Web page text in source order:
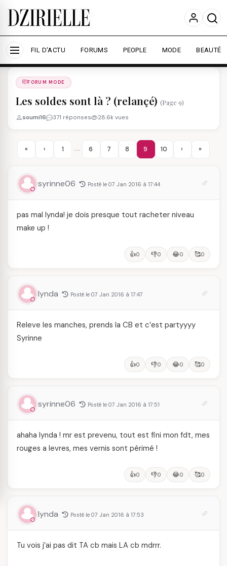
Nous utilisons des cookies pour améliorer votre
expérience et mesurer l'audience.
En savoir plus
Accepter tout Personnaliser
FIL D'ACTU FORUMS PEOPLE MODE BEAUTÉ
Forums
FORUM MODE
Les soldes sont là ? (relançé) (Page 9)
soumi16 371 réponses 28.6k vues
« ‹ 1 … 6 7 8 9 10 › »
syrinne06 Posté le 07 Jan 2016 à 17:44
pas mal lynda! je dois presque tout racheter niveau
make up !
👍0 👎0 😂0 🥰0
lynda Posté le 07 Jan 2016 à 17:47
Releve les manches, prends la CB et c’est partyyyy
Syrinne
👍0 👎0 😂0 🥰0
syrinne06 Posté le 07 Jan 2016 à 17:51
ahaha lynda ! mr est prevenu, tout est fini mon fdt, mes
rouges a levres, mes vernis sont périmé !
👍0 👎0 😂0 🥰0
lynda Posté le 07 Jan 2016 à 17:53
Tu vois j’ai pas dit TA cb mais LA cb mdrrr.